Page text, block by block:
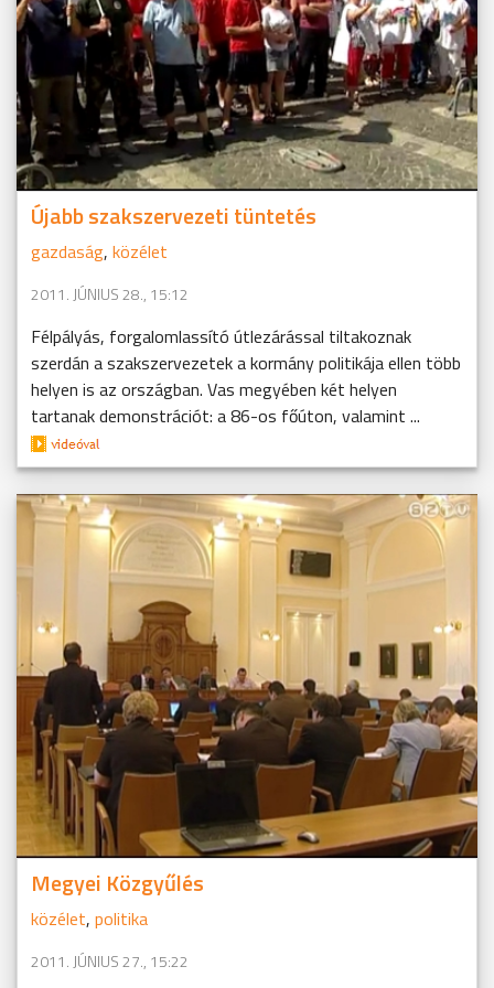
Újabb szakszervezeti tüntetés
gazdaság, közélet
2011. JÚNIUS 28., 15:12
Félpályás, forgalomlassító útlezárással tiltakoznak
szerdán a szakszervezetek a kormány politikája ellen több
helyen is az országban. Vas megyében két helyen
tartanak demonstrációt: a 86-os főúton, valamint ...
Megyei Közgyűlés
közélet, politika
2011. JÚNIUS 27., 15:22